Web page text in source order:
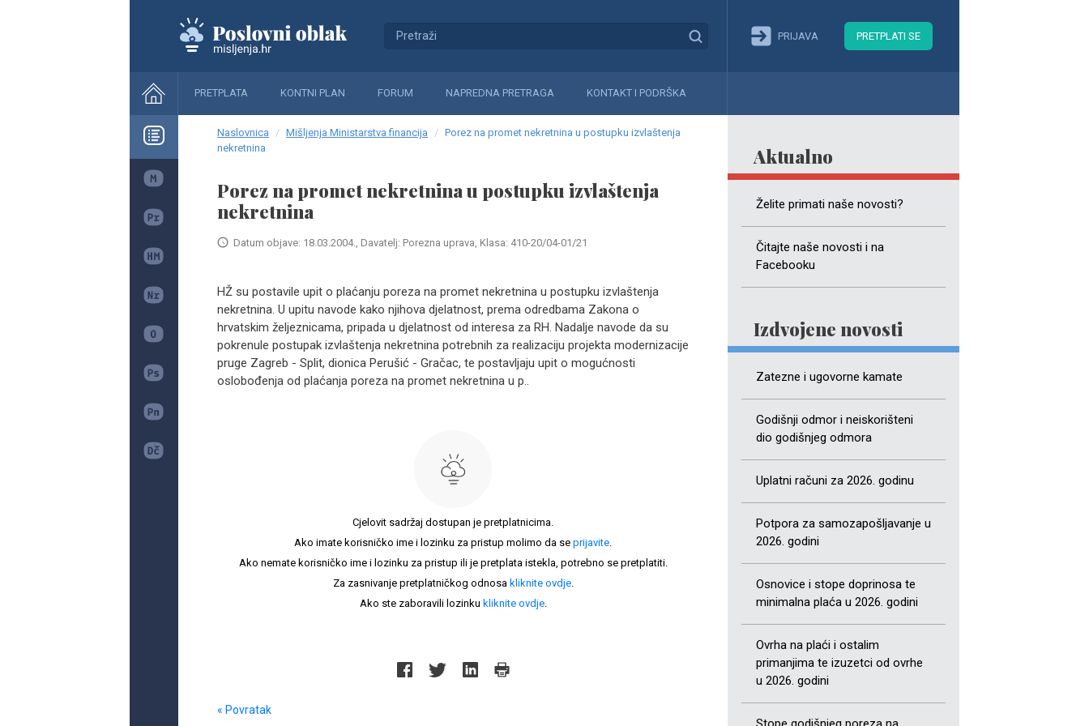
PRIJAVA PRETPLATI SE
PRETPLATA KONTNI PLAN FORUM NAPREDNA PRETRAGA KONTAKT I PODRŠKA
Aktualno
Želite primati naše novosti?
Čitajte naše novosti i na
Facebooku
Izdvojene novosti
Zatezne i ugovorne kamate
Godišnji odmor i neiskorišteni
dio godišnjeg odmora
Uplatni računi za 2026. godinu
Potpora za samozapošljavanje u
2026. godini
Osnovice i stope doprinosa te
minimalna plaća u 2026. godini
Ovrha na plaći i ostalim
primanjima te izuzetci od ovrhe
u 2026. godini
Naslovnica Mišljenja Ministarstva financija
Porez na promet nekretnina u postupku izvlaštenja
nekretnina
Porez na promet nekretnina u postupku izvlaštenja
nekretnina
Datum objave: 18.03.2004., Davatelj: Porezna uprava, Klasa: 410-20/04-01/21
HŽ su postavile upit o plaćanju poreza na promet nekretnina u postupku izvlaštenja
nekretnina. U upitu navode kako njihova djelatnost, prema odredbama Zakona o
hrvatskim željeznicama, pripada u djelatnost od interesa za RH. Nadalje navode da su
pokrenule postupak izvlaštenja nekretnina potrebnih za realizaciju projekta modernizacije
pruge Zagreb - Split, dionica Perušić - Gračac, te postavljaju upit o mogućnosti
oslobođenja od plaćanja poreza na promet nekretnina u p..
Cjelovit sadržaj dostupan je pretplatnicima.
Ako imate korisničko ime i lozinku za pristup molimo da se prijavite.
Ako nemate korisničko ime i lozinku za pristup ili je pretplata istekla, potrebno se pretplatiti.
Za zasnivanje pretplatničkog odnosa kliknite ovdje.
Ako ste zaboravili lozinku kliknite ovdje.
« Povratak